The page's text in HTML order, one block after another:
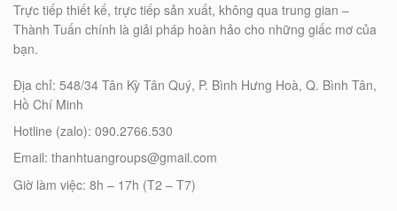
Trực tiếp thiết kế, trực tiếp sản xuất, không qua trung gian –
Thành Tuấn chính là giải pháp hoàn hảo cho những giấc mơ của
bạn.
Địa chỉ: 548/34 Tân Kỳ Tân Quý, P. Bình Hưng Hoà, Q. Bình Tân,
Hồ Chí Minh
Hotline (zalo): 090.2766.530
Email: thanhtuangroups@gmail.com
Giờ làm việc: 8h – 17h (T2 – T7)